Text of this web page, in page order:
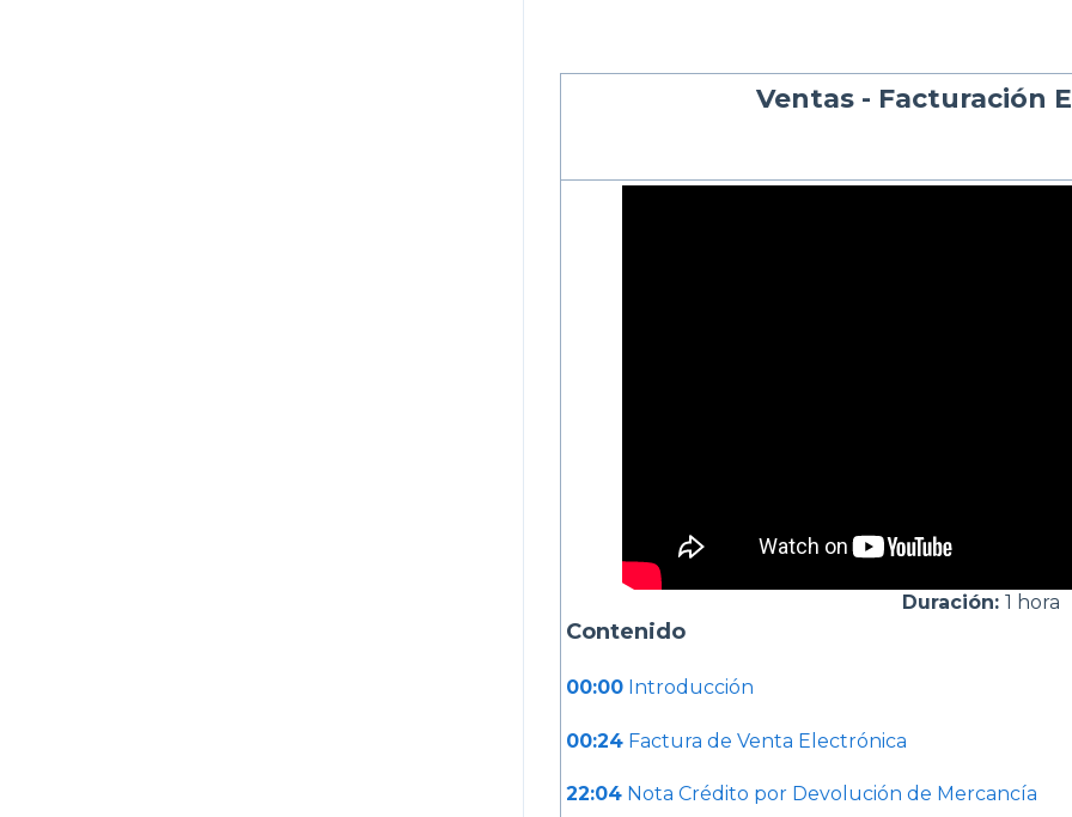
Ventas - Facturación
Duración: 1 hora
Contenido
00:00Introducción
00:24Factura de Venta Electrónica
22:04Nota Crédito por Devolución de Mercancía